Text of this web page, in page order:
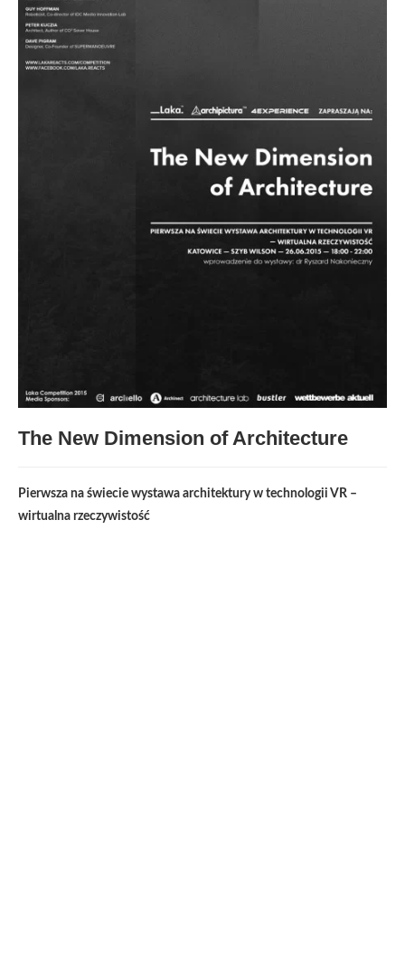
The New Dimension of Architecture
Pierwsza na świecie wystawa architektury w technologii VR –
wirtualna rzeczywistość